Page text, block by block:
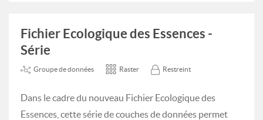
Fichier Ecologique des Essences -
Série
Groupe de données Raster Restreint
Dans le cadre du nouveau Fichier Ecologique des
Essences, cette série de couches de données permet